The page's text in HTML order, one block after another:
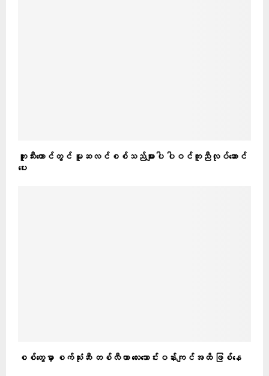
ဘူးသီးတောင်တွင် မူဆလင်စစ်သည်များပါ ပါဝင်ကူညီလုပ်ဆောင်
ပေး
စစ်တွေမှာ စက်သုံးဆီ တစ်လီတာ လေးသောင်းဝန်းကျင်အထိ ဖြစ်နေ